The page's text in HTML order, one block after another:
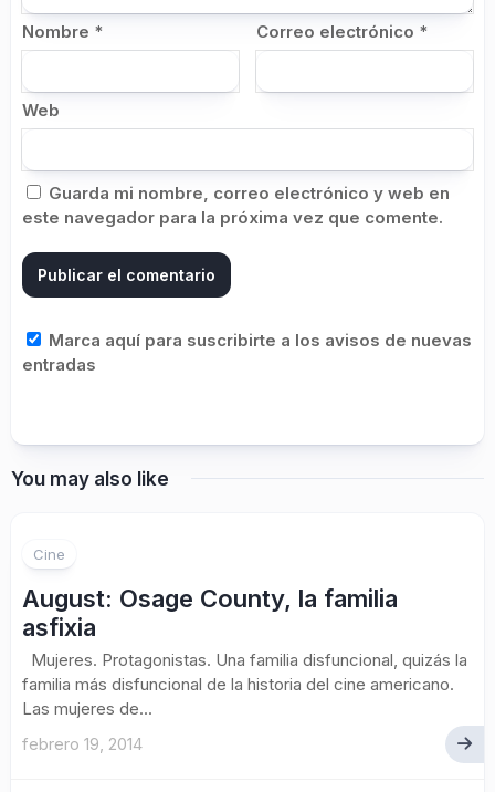
Nombre * Correo electrónico *
Web
Guarda mi nombre, correo electrónico y web en
este navegador para la próxima vez que comente.
Marca aquí para suscribirte a los avisos de nuevas
entradas
You may also like
Cine
August: Osage County, la familia
asfixia
Mujeres. Protagonistas. Una familia disfuncional, quizás la
familia más disfuncional de la historia del cine americano.
Las mujeres de...
febrero 19, 2014